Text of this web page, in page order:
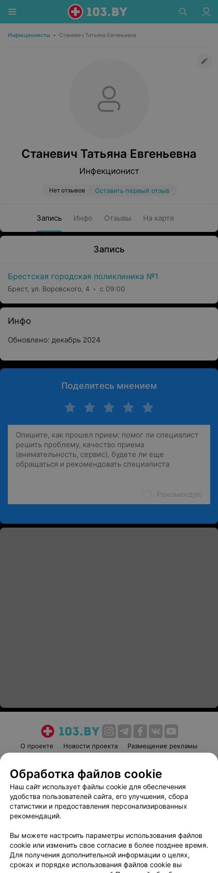
Инфекционисты • Станевич Татьяна Евгеньевна
Станевич Татьяна Евгеньевна
Инфекционист
Нет отзывов Оставить первый отзыв
Запись Инфо Отзывы На карте
Запись
Брестская городская поликлиника №1
Брест, ул. Воровского, 4 с 09:00
Инфо
Обновлено: декабрь 2024
Поделитесь мнением
Рекомендую
О проекте Новости проекта
Размещение рекламы
Пользовательское соглашение
Способы оплаты
Вакансии
Партнеры
Написать руководителю 103.by
Обработка персональных данных
Обработка файлов cookie
Наш сайт использует файлы cookie для обеспечения
удобства пользователей сайта, его улучшения, сбора
статистики и предоставления персонализированных
рекомендаций.
Вы можете настроить параметры использования файлов
cookie или изменить свое согласие в более позднее время.
Для получения дополнительной информации о целях,
сроках и порядке использования файлов cookie вы